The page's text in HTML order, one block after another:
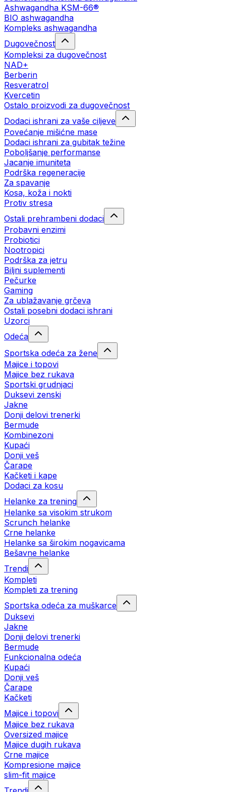
Ashwagandha KSM-66®
BIO ashwagandha
Kompleks ashwagandha
Dugovečnost
Kompleksi za dugovečnost
NAD+
Berberin
Resveratrol
Kvercetin
Ostalo proizvodi za dugovečnost
Dodaci ishrani za vaše ciljeve
Povećanje mišićne mase
Dodaci ishrani za gubitak težine
Poboljšanje performanse
Jacanje imuniteta
Podrška regeneracije
Za spavanje
Kosa, koža i nokti
Protiv stresa
Ostali prehrambeni dodaci
Probavni enzimi
Probiotici
Nootropici
Podrška za jetru
Biljni suplementi
Pečurke
Gaming
Za ublažavanje grčeva
Ostali posebni dodaci ishrani
Uzorci
Odeća
Sportska odeća za žene
Majice i topovi
Majice bez rukava
Sportski grudnjaci
Duksevi zenski
Jakne
Donji delovi trenerki
Bermude
Kombinezoni
Kupaći
Donji veš
Čarape
Kačketi i kape
Dodaci za kosu
Helanke za trening
Helanke sa visokim strukom
Scrunch helanke
Crne helanke
Helanke sa širokim nogavicama
Bešavne helanke
Trendi
Kompleti
Kompleti za trening
Sportska odeća za muškarce
Duksevi
Jakne
Donji delovi trenerki
Bermude
Funkcionalna odeća
Kupaći
Donji veš
Čarape
Kačketi
Majice i topovi
Majice bez rukava
Oversized majice
Majice dugih rukava
Crne majice
Kompresione majice
slim-fit majice